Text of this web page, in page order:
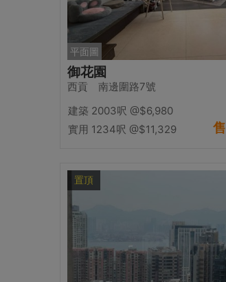
平面圖
御花園
西貢 南邊圍路7號
建築 2003呎 @$6,980
實用 1234呎 @$11,329 售
置頂